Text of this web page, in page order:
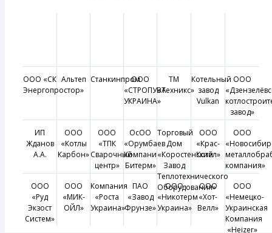
ООО «СК
Энергопростор»
Альтеп СтанкинпромООО
«СТРОПУВА-
УКРАИНА»
ТМ
«Техникс»
Котельный
завод
Vulkan
ООО
завод»
ИП
Жданов
А.А.
ООО
«Котлы
Карбон»
ООО
«ТПК
Сварочный
центр»
ОсОО
«Орумбаев
Компани
Битерм»
Торговый
Дом
«Коростенский
Завод
Теплотехнического
Оборудования»
ООО
«Крас-
Котел»
ООО
компания»
ООО
«Руд
Экзост
Систем»
ООО
«МИК-
ОЙЛ»
Компания
«Роста
Украина»
ПАО
«Завод
Фрунзе»
ООО
«Никотерм
Украина»
ООО
«Хот-
Велл»
ООО
«Немецко-
Украинская
Компания
«Heizer»